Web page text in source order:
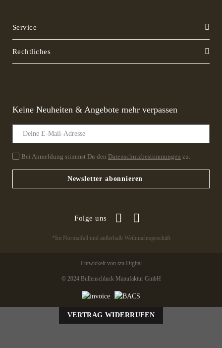
Service
Rechtliches
Keine Neuheiten & Angebote mehr verpassen
Bei Anmeldung stimmst Du den Datenschutzbestimmungen zu.
Newsletter abonnieren
Folge uns
*Im Normalfall und außerhalb Weihnachtsgeschäft
© 2024 Bullenschluck Manufaktur GmbH
Entwickelt von tzn Digital
VERTRAG WIDERRUFEN